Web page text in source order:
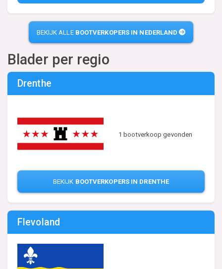
BEKIJK ALLE BOOTVERKOPERS IN NEDERLAND
Blader per regio
Drenthe
1 bootverkoop gevonden
BEKIJK BOOTVERKOPERS IN DRENTHE
Flevoland